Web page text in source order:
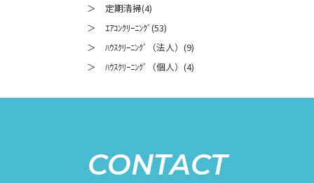
＞ 定期清掃(4)
＞ ｴｱｺﾝｸﾘｰﾆﾝｸﾞ(53)
＞ ﾊｳｽｸﾘｰﾆﾝｸﾞ（法人）(9)
＞ ﾊｳｽｸﾘｰﾆﾝｸﾞ（個人）(4)
CONTACT